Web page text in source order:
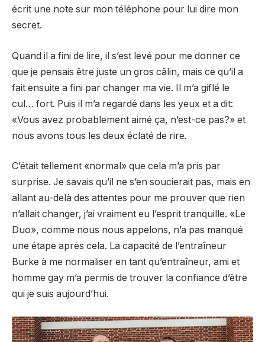
écrit une note sur mon téléphone pour lui dire mon
secret.
Quand il a fini de lire, il s’est levé pour me donner ce
que je pensais être juste un gros câlin, mais ce qu’il a
fait ensuite a fini par changer ma vie. Il m’a giflé le
cul… fort. Puis il m’a regardé dans les yeux et a dit:
«Vous avez probablement aimé ça, n’est-ce pas?» et
nous avons tous les deux éclaté de rire.
C’était tellement «normal» que cela m’a pris par
surprise. Je savais qu’il ne s’en soucierait pas, mais en
allant au-delà des attentes pour me prouver que rien
n’allait changer, j’ai vraiment eu l’esprit tranquille. «Le
Duo», comme nous nous appelons, n’a pas manqué
une étape après cela. La capacité de l’entraîneur
Burke à me normaliser en tant qu’entraîneur, ami et
homme gay m’a permis de trouver la confiance d’être
qui je suis aujourd’hui.